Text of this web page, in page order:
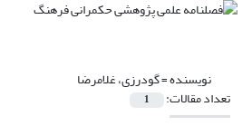
نویسنده =گودرزی، غلامرضا
تعداد مقالات: 1